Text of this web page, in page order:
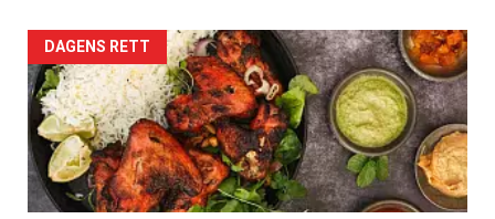
Forsiden
akkurat
nå
-
DAGENS RETT